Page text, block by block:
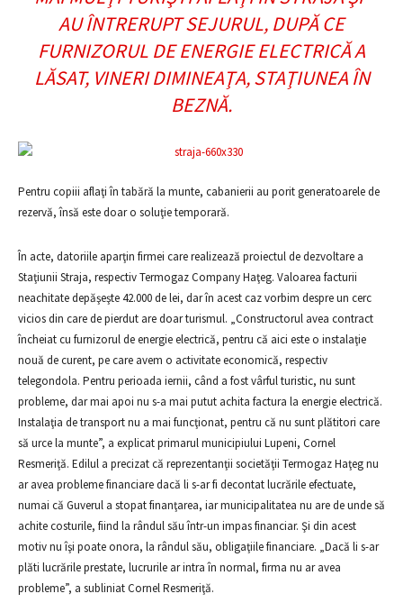
AU ÎNTRERUPT SEJURUL, DUPĂ CE
FURNIZORUL DE ENERGIE ELECTRICĂ A
LĂSAT, VINERI DIMINEAŢA, STAŢIUNEA ÎN
BEZNĂ.
Pentru copiii aflaţi în tabără la munte, cabanierii au porit generatoarele de
rezervă, însă este doar o soluţie temporară.
În acte, datoriile aparţin firmei care realizează proiectul de dezvoltare a
Staţiunii Straja, respectiv Termogaz Company Haţeg. Valoarea facturii
neachitate depăşeşte 42.000 de lei, dar în acest caz vorbim despre un cerc
vicios din care de pierdut are doar turismul. „Constructorul avea contract
încheiat cu furnizorul de energie electrică, pentru că aici este o instalaţie
nouă de curent, pe care avem o activitate economică, respectiv
telegondola. Pentru perioada iernii, când a fost vârful turistic, nu sunt
probleme, dar mai apoi nu s-a mai putut achita factura la energie electrică.
Instalaţia de transport nu a mai funcţionat, pentru că nu sunt plătitori care
să urce la munte”, a explicat primarul municipiului Lupeni, Cornel
Resmeriţă. Edilul a precizat că reprezentanţii societăţii Termogaz Haţeg nu
ar avea probleme financiare dacă li s-ar fi decontat lucrările efectuate,
numai că Guverul a stopat finanţarea, iar municipalitatea nu are de unde să
achite costurile, fiind la rândul său într-un impas financiar. Şi din acest
motiv nu îşi poate onora, la rândul său, obligaţiile financiare. „Dacă li s-ar
plăti lucrările prestate, lucrurile ar intra în normal, firma nu ar avea
probleme”, a subliniat Cornel Resmeriţă.